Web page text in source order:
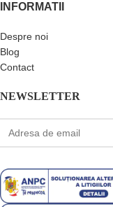
INFORMATII
Despre noi
Blog
Contact
NEWSLETTER